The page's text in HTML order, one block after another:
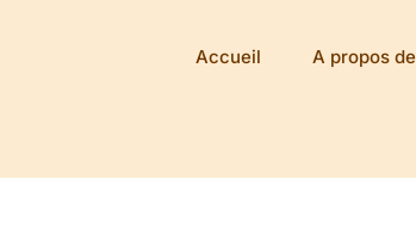
Accueil A propos de